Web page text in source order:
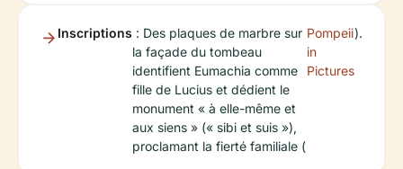
Inscriptions : Des plaques de marbre sur
la façade du tombeau
identifient Eumachia comme
fille de Lucius et dédient le
monument « à elle-même et
aux siens » (« sibi et suis »),
proclamant la fierté familiale (
Pompeii
in
Pictures
).